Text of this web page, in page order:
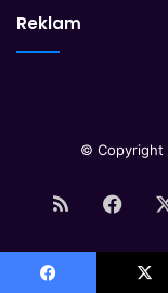
Reklam
© Copyright
RSS